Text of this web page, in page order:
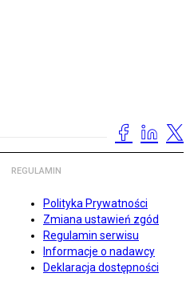
REGULAMIN
Polityka Prywatności
Zmiana ustawień zgód
Regulamin serwisu
Informacje o nadawcy
Deklaracja dostępności